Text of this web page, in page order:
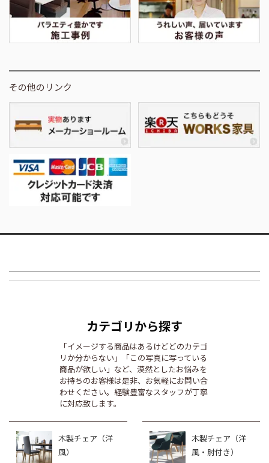
その他のリンク
カテゴリから探す
「イメージする商品はあるけどどのカテゴ
リか分からない」「この写真に写っている
商品が欲しい」など、漠然としたお悩みを
お持ちのお客様は是非、お気軽にお問い合
わせください。経験豊富なスタッフが丁寧
に対応致します。
木製チェア（洋
風）
木製チェア（洋
風・肘付き）